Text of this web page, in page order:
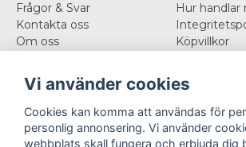
Frågor & Svar
Kontakta oss
Om oss
Hur handlar
Köpvillkor
Mitt konto
Logga in
Registrera dig
Följ oss
Vi använder cookies
Cookies kan komma att användas för
personlig annonsering. Vi använder
webbplats skall fungera och erbjuda dig